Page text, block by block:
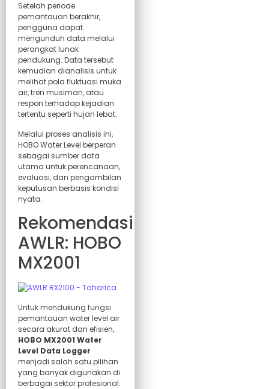
Setelah periode
pemantauan berakhir,
pengguna dapat
mengunduh data melalui
perangkat lunak
pendukung. Data tersebut
kemudian dianalisis untuk
melihat pola fluktuasi muka
air, tren musiman, atau
respon terhadap kejadian
tertentu seperti hujan lebat.
Melalui proses analisis ini,
HOBO Water Level berperan
sebagai sumber data
utama untuk perencanaan,
evaluasi, dan pengambilan
keputusan berbasis kondisi
nyata.
Rekomendasi
AWLR: HOBO
MX2001
Untuk mendukung fungsi
pemantauan water level air
secara akurat dan efisien,
HOBO MX2001 Water
Level Data Logger
menjadi salah satu pilihan
yang banyak digunakan di
berbagai sektor profesional.